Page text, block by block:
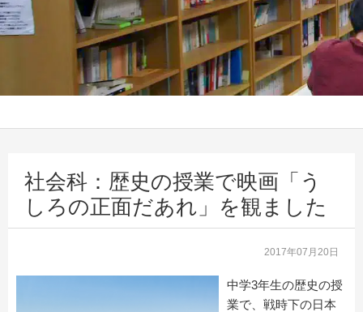
社会科：歴史の授業で映画「う
しろの正面だあれ」を観ました
2017年07月20日
中学3年生の歴史の授
業で、戦時下の日本